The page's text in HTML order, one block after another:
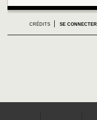
CRÉDITS SE CONNECTER